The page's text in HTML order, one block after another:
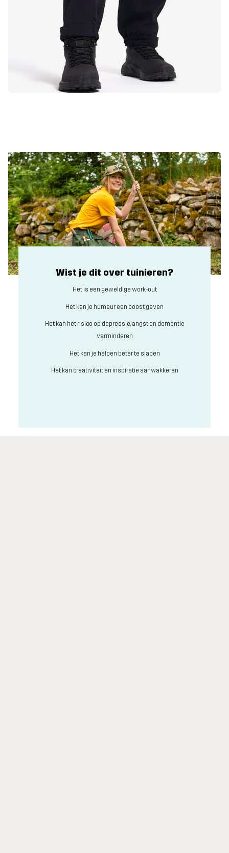
Wist je dit over tuinieren?
Het is een geweldige work-out
Het kan je humeur een boost geven
Het kan het risico op depressie, angst en dementie
verminderen
Het kan je helpen beter te slapen
Het kan creativiteit en inspiratie aanwakkeren